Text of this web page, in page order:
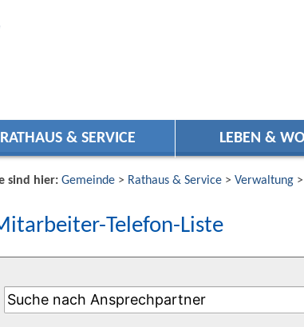
RATHAUS & SERVICE LEBEN &
sind hier: Gemeinde> Rathaus & Service> Verwaltung>
Telefon-Liste